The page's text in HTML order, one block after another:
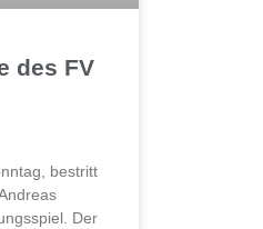
des FV
bestritt
Der